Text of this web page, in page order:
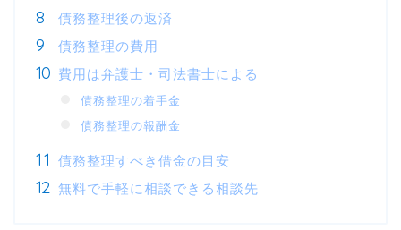
債務整理後の返済
債務整理の費用
費用は弁護士・司法書士による
債務整理の着手金
債務整理の報酬金
債務整理すべき借金の目安
無料で手軽に相談できる相談先